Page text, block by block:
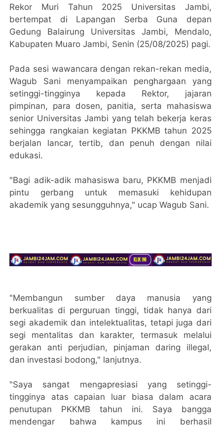
Rekor Muri Tahun 2025 Universitas Jambi,
bertempat di Lapangan Serba Guna depan
Gedung Balairung Universitas Jambi, Mendalo,
Kabupaten Muaro Jambi, Senin (25/08/2025) pagi.
Pada sesi wawancara dengan rekan-rekan media,
Wagub Sani menyampaikan penghargaan yang
setinggi-tingginya kepada Rektor, jajaran
pimpinan, para dosen, panitia, serta mahasiswa
senior Universitas Jambi yang telah bekerja keras
sehingga rangkaian kegiatan PKKMB tahun 2025
berjalan lancar, tertib, dan penuh dengan nilai
edukasi.
"Bagi adik-adik mahasiswa baru, PKKMB menjadi
pintu gerbang untuk memasuki kehidupan
akademik yang sesungguhnya," ucap Wagub Sani.
"Membangun sumber daya manusia yang
berkualitas di perguruan tinggi, tidak hanya dari
segi akademik dan intelektualitas, tetapi juga dari
segi mentalitas dan karakter, termasuk melalui
gerakan anti perjudian, pinjaman daring illegal,
dan investasi bodong," lanjutnya.
"Saya sangat mengapresiasi yang setinggi-
tingginya atas capaian luar biasa dalam acara
penutupan PKKMB tahun ini. Saya bangga
mendengar bahwa kampus ini berhasil